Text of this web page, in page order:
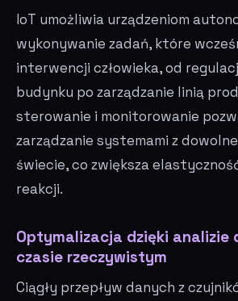
IoT umożliwia urządzeniom
wykonywanie zadań, które
interwencji człowieka, od
budynku po zarządzanie linią
sterowanie i monitorowanie
zarządzanie systemami z
świecie, co zwiększa
reakcji.
Optymalizacja dzięki analizie
czasie rzeczywistym
Ciągły przepływ danych z